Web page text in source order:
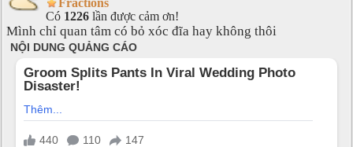
Có 1226 lần được cảm ơn!
Mình chỉ quan tâm có bỏ xóc đĩa hay không thôi